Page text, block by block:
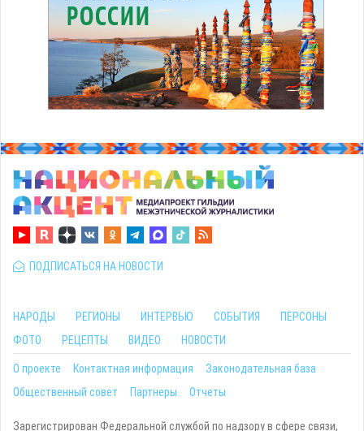
ПОДПИСАТЬСЯ НА НОВОСТИ
НАРОДЫ РЕГИОНЫ ИНТЕРВЬЮ СОБЫТИЯ
ПЕРСОНЫ
ФОТО
РЕЦЕПТЫ ВИДЕО НОВОСТИ
О проекте Контактная информация
Законодательная база
Общественный совет
Партнеры Отчеты
Зарегистрирован Федеральной службой по надзору в сфере связи,